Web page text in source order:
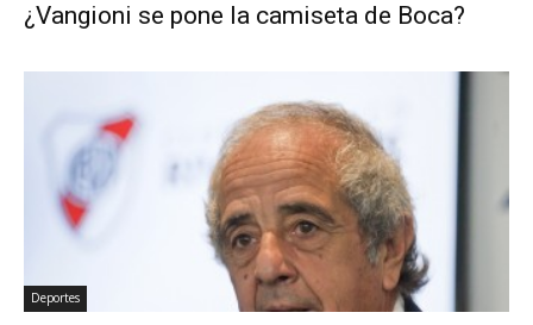
¿Vangioni se pone la camiseta de Boca?
Deportes